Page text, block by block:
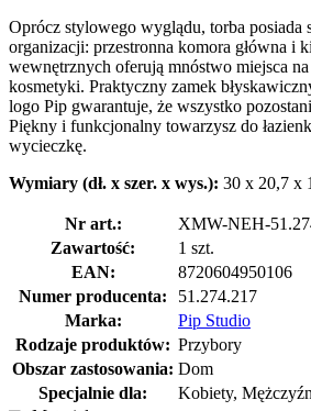
Oprócz stylowego wyglądu, torba posiada
organizacji: przestronna komora główna i
wewnętrznych oferują mnóstwo miejsca
kosmetyki. Praktyczny zamek
logo Pip gwarantuje, że wszystko
Piękny i funkcjonalny towarzysz do
wycieczkę.
Wymiary (dł. x szer. x wys.): 30 x 20,7 x
Nr art.:
XMW-NEH-
Zawartość:
1 szt.
EAN:
8720604950106
Numer producenta:
51.274.217
Marka:
Pip Studio
Rodzaje produktów: Przybory
Obszar zastosowania: Dom
Specjalnie dla:
Kobiety,